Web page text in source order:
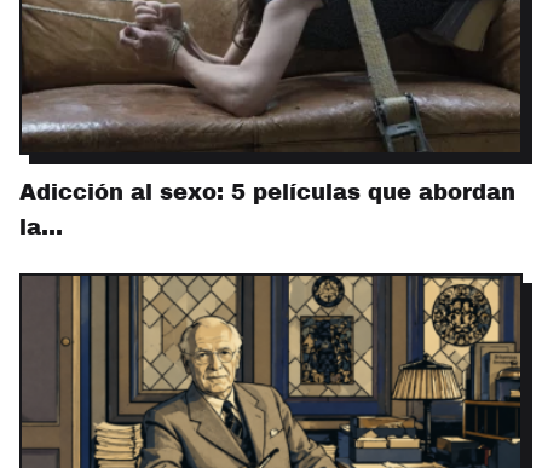
Adicción al sexo: 5 películas que abordan
la…